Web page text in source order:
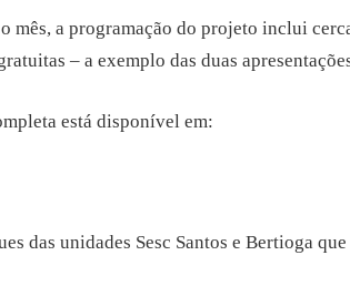
mês, a programação do projeto inclui
– a exemplo das duas
está disponível em:
das unidades Sesc Santos e Bertioga